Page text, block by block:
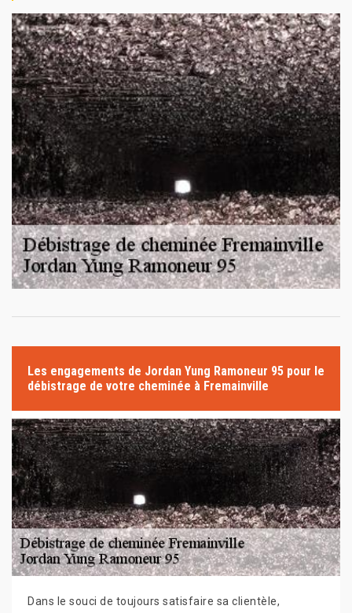
Les engagements de Jordan Yung Ramoneur 95 pour le
débistrage de votre cheminée à Fremainville
Dans le souci de toujours satisfaire sa clientèle,